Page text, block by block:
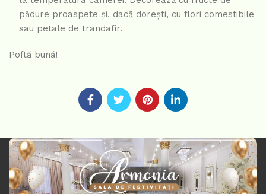
pădure proaspete și, dacă dorești, cu flori comestibile
sau petale de trandafir.
Poftă bună!